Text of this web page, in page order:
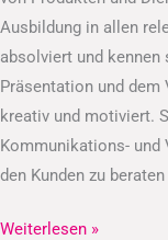
Ausbildung in allen
absolviert und
Präsentation und
kreativ und motiviert.
Kommunikations-
den Kunden zu
Weiterlesen »